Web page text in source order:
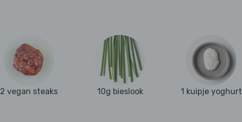
2 vegan steaks 10g bieslook 1 kuipje yoghurt